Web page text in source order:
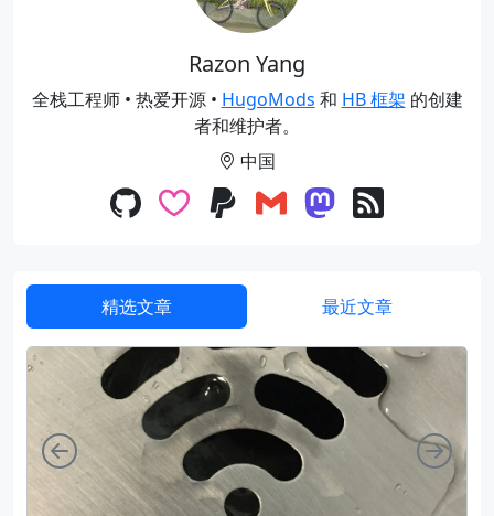
Razon Yang
全栈工程师 • 热爱开源 • HugoMods 和 HB 框架 的创建
者和维护者。
中国
精选文章 最近文章
向左 向右